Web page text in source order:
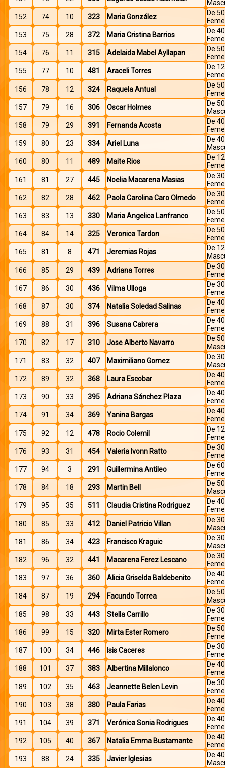
152
74 10 323 Maria González
De
153
75 28 372 Maria Cristina Barrios
De
154
76 11 315 Adelaida Mabel Ayllapan
De
155
77 10 481 Araceli Torres
De
156
78 12 324 Raquela Antual
De
157
79 16 306 Oscar Holmes
De
158
79 29 391 Fernanda Acosta
De
159
80 23 334 Ariel Luna
De
160
80 11 489 Maite Rios
De
161
81 27 445 Noelia Macarena Masias
De
162
82 28 462 Paola Carolina Caro Olmedo
De
163
83 13 330 Maria Angelica Lanfranco
De
164
84 14 325 Veronica Tardon
De
165
81 8 471 Jeremias Rojas
De
166
85 29 439 Adriana Torres
De
167
86 30 436 Vilma Ulloga
De
168
87 30 374 Natalia Soledad Salinas
De
169
88 31 396 Susana Cabrera
De
170
82 17 310 Jose Alberto Navarro
De
171
83 32 407 Maximiliano Gomez
De
172
89 32 368 Laura Escobar
De
173
90 33 395 Adriana Sánchez Plaza
De
174
91 34 369 Yanina Bargas
De
175
92 12 478 Rocio Colemil
De
176
93 31 454 Valeria Ivonn Ratto
De
177
94 3 291 Guillermina Antileo
De
178
84 18 293 Martin Bell
De
179
95 35 511 Claudia Cristina Rodriguez
De
180
85 33 412 Daniel Patricio Villan
De
181
86 34 423 Francisco Kraguic
De
182
96 32 441 Macarena Ferez Lescano
De
183
97 36 360 Alicia Griselda Baldebenito
De
184
87 19 294 Facundo Torrea
De
185
98 33 443 Stella Carrillo
De
186
99 15 320 Mirta Ester Romero
De
187
100 34 446 Isis Caceres
De
188
101 37 383 Albertina Millalonco
De
189
102 35 463 Jeannette Belen Levin
De
190
103 38 380 Paula Farias
De
191
104 39 371 Verónica Sonia Rodrigues
De
192
105 40 367 Natalia Emma Bustamante
De
193
88 24 335 Javier Iglesias
De